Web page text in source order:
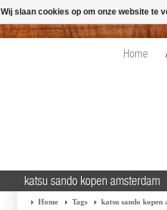
Home
katsu sando kopen amsterdam
Home Tags katsu sando kopen
Wij slaan cookies op om onze website te